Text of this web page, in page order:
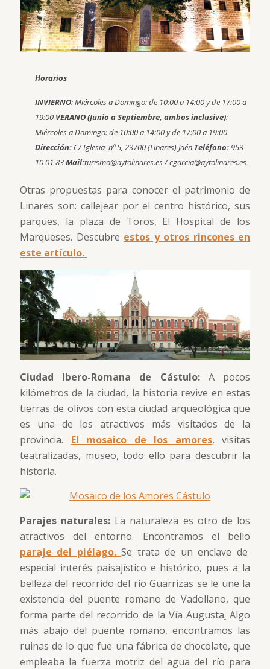
Horarios
INVIERNO: Miércoles a Domingo: de 10:00 a 14:00 y de 17:00 a
19:00 VERANO (Junio a Septiembre, ambos inclusive):
Miércoles a Domingo: de 10:00 a 14:00 y de 17:00 a 19:00
Dirección: C/ Iglesia, nº 5, 23700 (Linares) Jaén Teléfono:953
10 01 83Mail:turismo@aytolinares.es/cgarcia@aytolinares.es
Otras propuestas para conocer el patrimonio de
Linares son: callejear por el centro histórico, sus
parques, la plaza de Toros, El Hospital de los
Marqueses. Descubre estos y otros rincones en
este artículo.
Ciudad Ibero-Romana de Cástulo: A pocos
kilómetros de la ciudad, la historia revive en estas
tierras de olivos con esta ciudad arqueológica que
es una de los atractivos más visitados de la
provincia. El mosaico de los amores, visitas
teatralizadas, museo, todo ello para descubrir la
historia.
Parajes naturales: La naturaleza es otro de los
atractivos del entorno. Encontramos el bello
paraje del piélago.Se trata de un enclave de
especial interés paisajístico e histórico, pues a la
belleza del recorrido del río Guarrizas se le une la
existencia del puente romano de Vadollano, que
forma parte del recorrido de la Vía Augusta. Algo
más abajo del puente romano, encontramos las
ruinas de lo que fue una fábrica de chocolate, que
empleaba la fuerza motriz del agua del río para